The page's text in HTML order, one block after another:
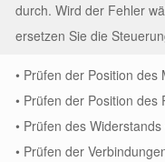
durch. Wird der Fehler
ersetzen Sie die
• Prüfen der Position des
• Prüfen der Position des
• Prüfen des
• Prüfen der